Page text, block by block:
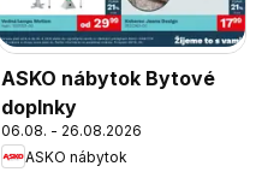
ASKO nábytok Bytové
doplnky
06.08. - 26.08.2026
ASKO nábytok